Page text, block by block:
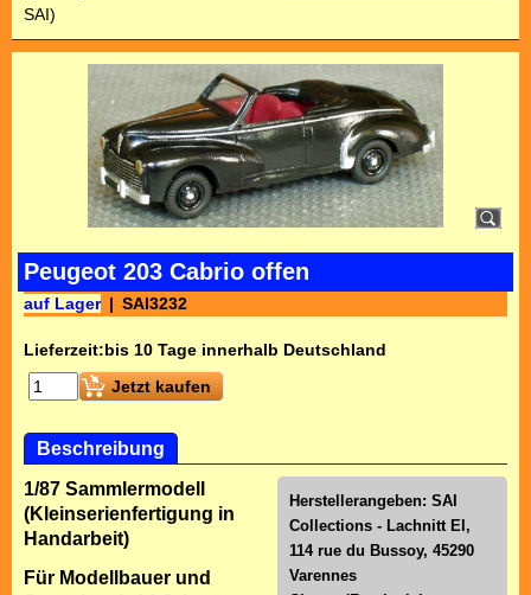
SAI)
Peugeot 203 Cabrio offen
auf Lager SAI3232
Lieferzeit:bis 10 Tage innerhalb Deutschland
Jetzt kaufen
Beschreibung
Herstellerangeben: SAI
Collections - Lachnitt El,
114 rue du Bussoy, 45290
Varennes
1/87 Sammlermodell
(Kleinserienfertigung in
Handarbeit)
Für Modellbauer und